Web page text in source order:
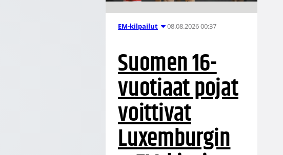
EM-kilpailut 08.08.2026 00:37
Suomen 16-
vuotiaat pojat
voittivat
Luxemburgin